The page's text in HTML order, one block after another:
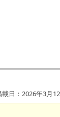
載日：2026年3月